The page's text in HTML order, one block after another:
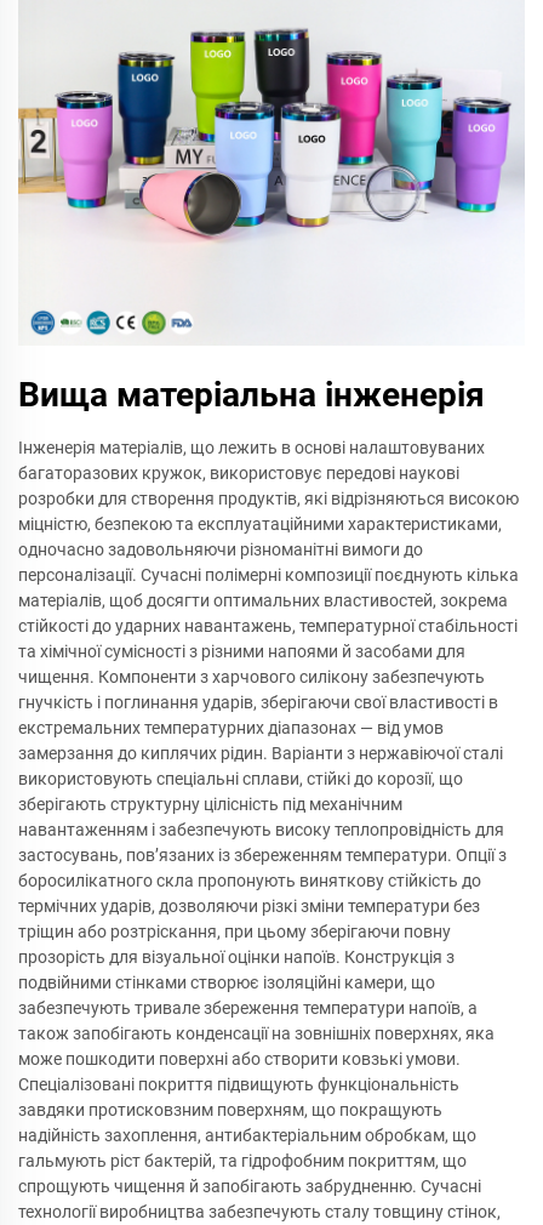
Вища матеріальна інженерія
Інженерія матеріалів, що лежить в основі налаштовуваних
багаторазових кружок, використовує передові наукові
розробки для створення продуктів, які відрізняються високою
міцністю, безпекою та експлуатаційними характеристиками,
одночасно задовольняючи різноманітні вимоги до
персоналізації. Сучасні полімерні композиції поєднують кілька
матеріалів, щоб досягти оптимальних властивостей, зокрема
стійкості до ударних навантажень, температурної стабільності
та хімічної сумісності з різними напоями й засобами для
чищення. Компоненти з харчового силікону забезпечують
гнучкість і поглинання ударів, зберігаючи свої властивості в
екстремальних температурних діапазонах — від умов
замерзання до киплячих рідин. Варіанти з нержавіючої сталі
використовують спеціальні сплави, стійкі до корозії, що
зберігають структурну цілісність під механічним
навантаженням і забезпечують високу теплопровідність для
застосувань, пов’язаних із збереженням температури. Опції з
боросилікатного скла пропонують виняткову стійкість до
термічних ударів, дозволяючи різкі зміни температури без
тріщин або розтріскання, при цьому зберігаючи повну
прозорість для візуальної оцінки напоїв. Конструкція з
подвійними стінками створює ізоляційні камери, що
забезпечують тривале збереження температури напоїв, а
також запобігають конденсації на зовнішніх поверхнях, яка
може пошкодити поверхні або створити ковзькі умови.
Спеціалізовані покриття підвищують функціональність
завдяки протисковзним поверхням, що покращують
надійність захоплення, антибактеріальним обробкам, що
гальмують ріст бактерій, та гідрофобним покриттям, що
спрощують чищення й запобігають забрудненню. Сучасні
технології виробництва забезпечують сталу товщину стінок,